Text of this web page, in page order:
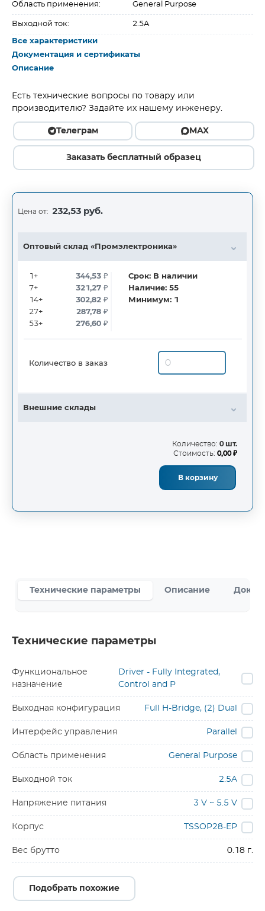
Область применения: General Purpose
Выходной ток: 2.5A
Все характеристики
Документация и сертификаты
Описание
Есть технические вопросы по товару или
производителю? Задайте их нашему инженеру.
Телеграм MAX
Заказать бесплатный образец
Цена от: 232,53 руб.
Оптовый склад «Промэлектроника»
1+
7+
14+
27+
53+
344,53₽
321,27₽
302,82₽
287,78₽
276,60₽
Срок: В наличии
Наличие:55
Минимум: 1
Количество в заказ
Внешние склады
Количество: 0 шт.
Стоимость: 0,00 ₽
В корзину
Технические параметры Описание
Технические параметры
Функциональное
назначение
Driver - Fully Integrated,
Control and P
Выходная конфигурация Full H-Bridge, (2) Dual
Интерфейс управления Parallel
Область применения General Purpose
Выходной ток 2.5A
Напряжение питания 3 V ~ 5.5 V
Корпус TSSOP28-EP
Вес брутто 0.18 г.
Подобрать похожие